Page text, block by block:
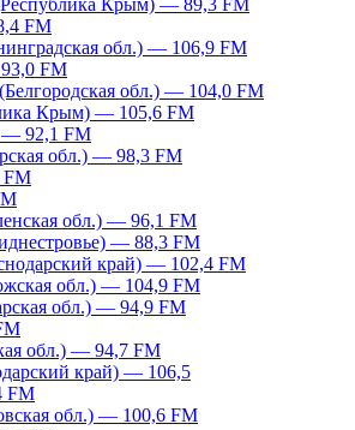
Крым) — 89,3 FM
FM
обл.) — 106,9 FM
FM
обл.) — 104,0 FM
Крым) — 105,6 FM
92,1 FM
обл.) — 98,3 FM
обл.) — 96,1 FM
— 88,3 FM
край) — 102,4 FM
обл.) — 104,9 FM
обл.) — 94,9 FM
обл.) — 94,7 FM
край) — 106,5
FM
обл.) — 100,6 FM